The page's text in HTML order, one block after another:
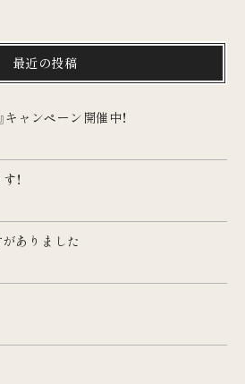
最近の投稿
キャンペーン開催中！
！
ありました